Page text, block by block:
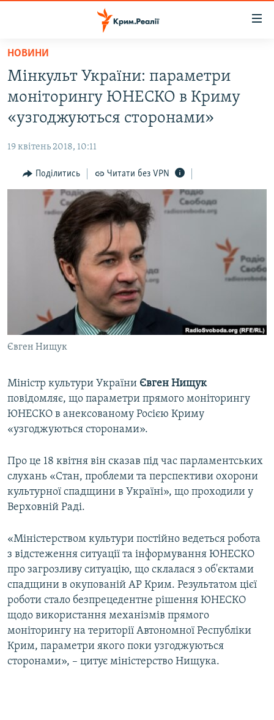
Перейти
основного
матеріалу
до
основної
Перейти
до
ВОДА.КРИМ
ВІДЕО ТА ФОТО
БЛОГИ
ПОГЛЯД
ІНТЕРВ'Ю
ВСЕ ЗА ДЕНЬ
СПЕЦПРОЕКТИ
ДЕПОРТАЦІЯ
ВІДЕОУРОКИ «ELIFBE»
СВІДЧЕННЯ ОКУПАЦІЇ
УКРАЇНСЬКА ПРОБЛЕМА КРИМУ
ІНФОГРАФІКА
ЯК ОБІЙТИ БЛОКУВАННЯ
Qırımtatar
ДОЛУЧАЙСЯ!
Усі сайти RFE/RL
НОВИНИ
Мінкульт України: параметри
моніторингу ЮНЕСКО в Криму
«узгоджуються сторонами»
19 квітень 2018, 10:11
Поділитись Читати без VPN
Євген Нищук
Міністр культури України Євген Нищук
повідомляє, що параметри прямого моніторингу
ЮНЕСКО в анексованому Росією Криму
«узгоджуються сторонами».
Про це 18 квітня він сказав під час парламентських
слухань «Стан, проблеми та перспективи охорони
культурної спадщини в Україні», що проходили у
Верховній Раді.
«Міністерством культури постійно ведеться робота
з відстеження ситуації та інформування ЮНЕСКО
про загрозливу ситуацію, що склалася з об'єктами
спадщини в окупованій АР Крим. Результатом цієї
роботи стало безпрецедентне рішення ЮНЕСКО
щодо використання механізмів прямого
моніторингу на території Автономної Республіки
Крим, параметри якого поки узгоджуються
сторонами», – цитує міністерство Нищука.